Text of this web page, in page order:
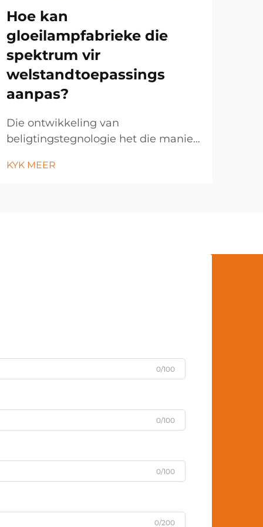
Hoe kan
gloeilampfabrieke die
spektrum vir
welstandtoepassings
aanpas?
Die ontwikkeling van
beligtingstegnologie het die manier
spektrumligbule vir
KYK MEER
0/100
0/100
0/100
0/200